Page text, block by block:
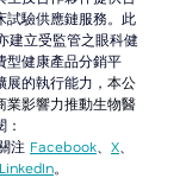
試驗供應鏈服務。此
建立受監管之眼科健
型健康產品分銷平
的執行能力， 本公
業影響力推動生物醫
注 Facebook X
LinkedIn。